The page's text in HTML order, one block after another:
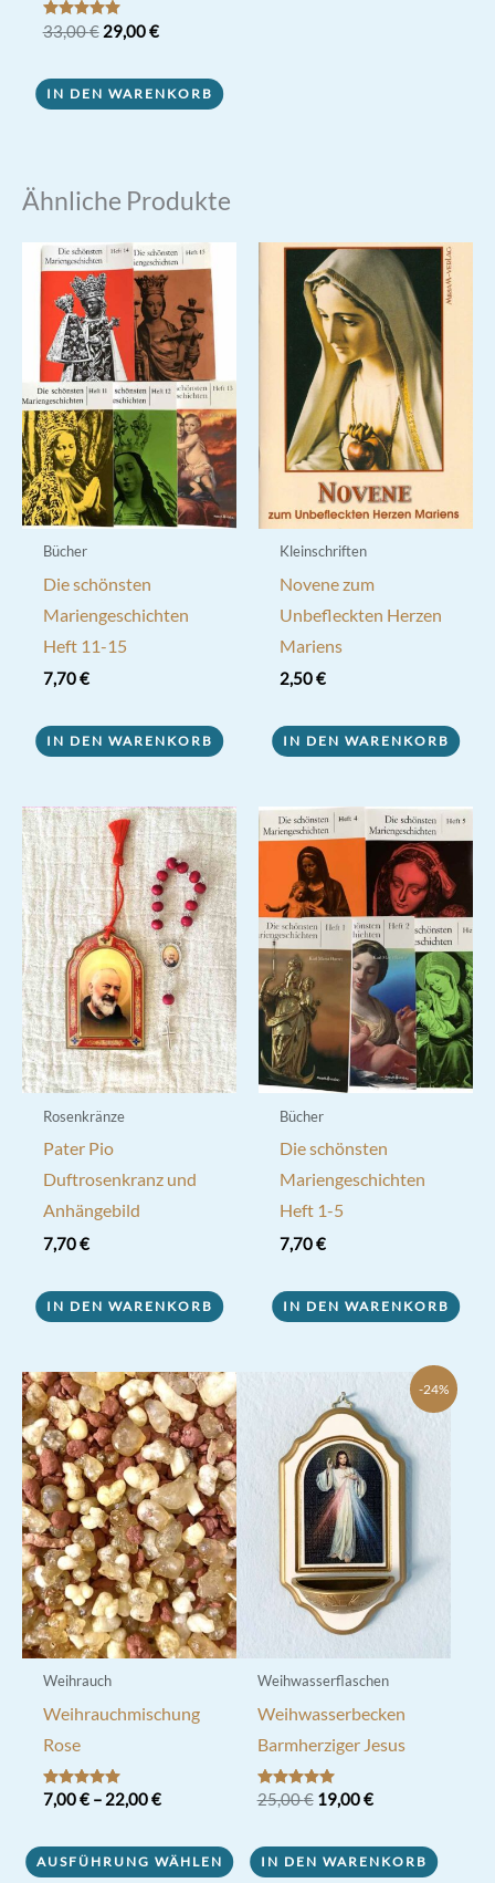
Bewertet mit
5.00
33,00€ Ursprünglicher
33,00 €
29,00€Aktueller
29,00 €.
IN DEN WARENKORB
Ähnliche Produkte
Bücher
Die schönsten
Mariengeschichten
Heft 11-15
7,70€
IN DEN WARENKORB
Kleinschriften
Novene zum
Unbefleckten Herzen
Mariens
2,50€
IN DEN WARENKORB
Rosenkränze
Pater Pio
Duftrosenkranz und
Anhängebild
7,70€
IN DEN WARENKORB
Bücher
Die schönsten
Mariengeschichten
Heft 1-5
7,70€
IN DEN WARENKORB
Weihrauch
Weihrauchmischung
Rose
Bewertet mit
5.00
7,00€–22,00€
AUSFÜHRUNG WÄHLEN
Produkt
-24%
Weihwasserflaschen
Weihwasserbecken
Barmherziger Jesus
Bewertet mit
5.00
25,00€ Ursprünglicher
25,00 €
19,00€Aktueller
19,00 €.
IN DEN WARENKORB